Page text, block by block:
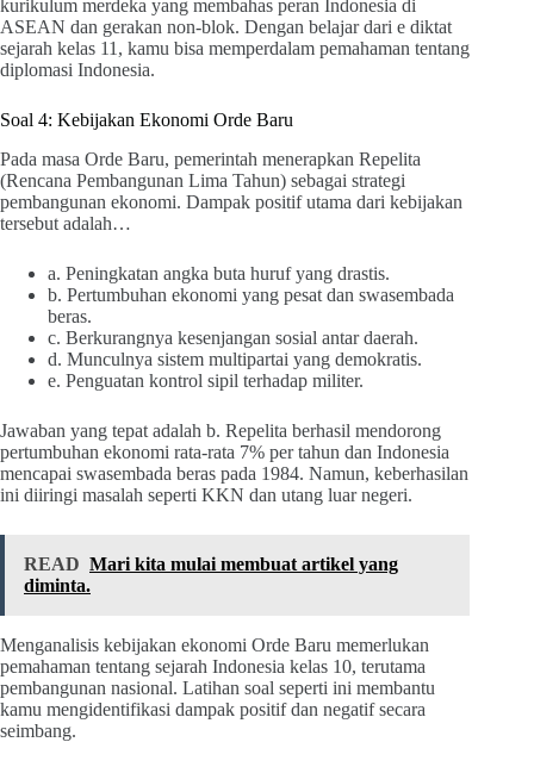
kurikulum merdeka yang membahas peran Indonesia di
ASEAN dan gerakan non-blok. Dengan belajar dari e diktat
sejarah kelas 11, kamu bisa memperdalam pemahaman tentang
diplomasi Indonesia.
Soal 4: Kebijakan Ekonomi Orde Baru
Pada masa Orde Baru, pemerintah menerapkan Repelita
(Rencana Pembangunan Lima Tahun) sebagai strategi
pembangunan ekonomi. Dampak positif utama dari kebijakan
tersebut adalah…
a. Peningkatan angka buta huruf yang drastis.
b. Pertumbuhan ekonomi yang pesat dan swasembada
beras.
c. Berkurangnya kesenjangan sosial antar daerah.
d. Munculnya sistem multipartai yang demokratis.
e. Penguatan kontrol sipil terhadap militer.
Jawaban yang tepat adalah b. Repelita berhasil mendorong
pertumbuhan ekonomi rata-rata 7% per tahun dan Indonesia
mencapai swasembada beras pada 1984. Namun, keberhasilan
ini diiringi masalah seperti KKN dan utang luar negeri.
READ Mari kita mulai membuat artikel yang
diminta.
Menganalisis kebijakan ekonomi Orde Baru memerlukan
pemahaman tentang sejarah Indonesia kelas 10, terutama
pembangunan nasional. Latihan soal seperti ini membantu
kamu mengidentifikasi dampak positif dan negatif secara
seimbang.